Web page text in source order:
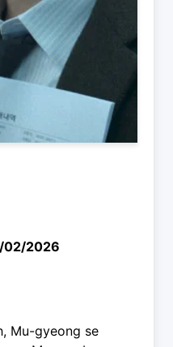
02/2026
Mu-gyeong se